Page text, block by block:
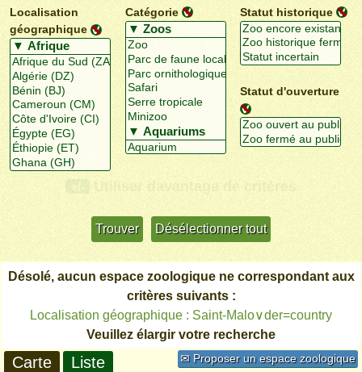
Localisation
géographique
Catégorie Statut historique
Statut d'ouverture
+/- Utiliser davantage de critères
Désolé, aucun espace zoologique ne correspondant aux
critères suivants :
Localisation géographique : Saint-Malo∨der=country
Veuillez élargir votre recherche
✉ Proposer un espace zoologique
Carte Liste